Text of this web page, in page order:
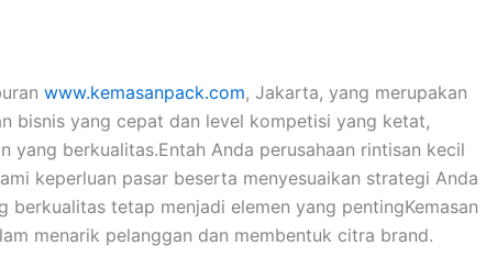
www.kemasanpack.com, Jakarta, yang merupakan
bisnis yang cepat dan level kompetisi yang ketat,
yang berkualitas.Entah Anda perusahaan rintisan kecil
keperluan pasar beserta menyesuaikan strategi Anda
berkualitas tetap menjadi elemen yang pentingKemasan
menarik pelanggan dan membentuk citra brand.